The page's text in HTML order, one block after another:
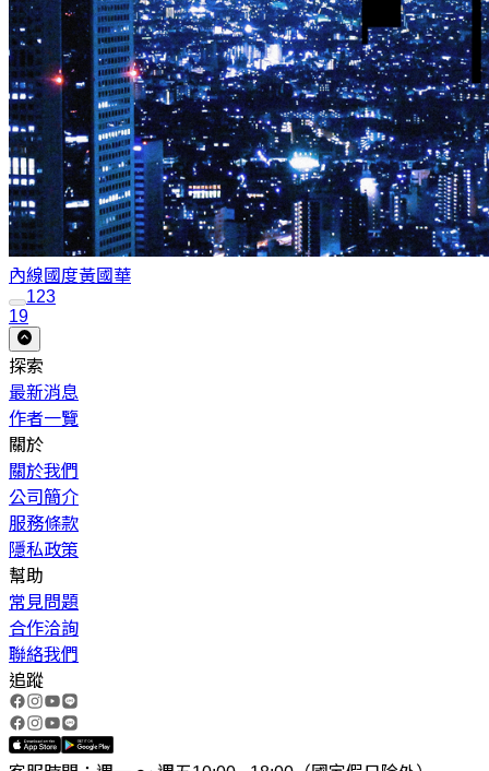
內線國度黃國華
123
19
探索
最新消息
作者一覽
關於
關於我們
公司簡介
服務條款
隱私政策
幫助
常見問題
合作洽詢
聯絡我們
追蹤